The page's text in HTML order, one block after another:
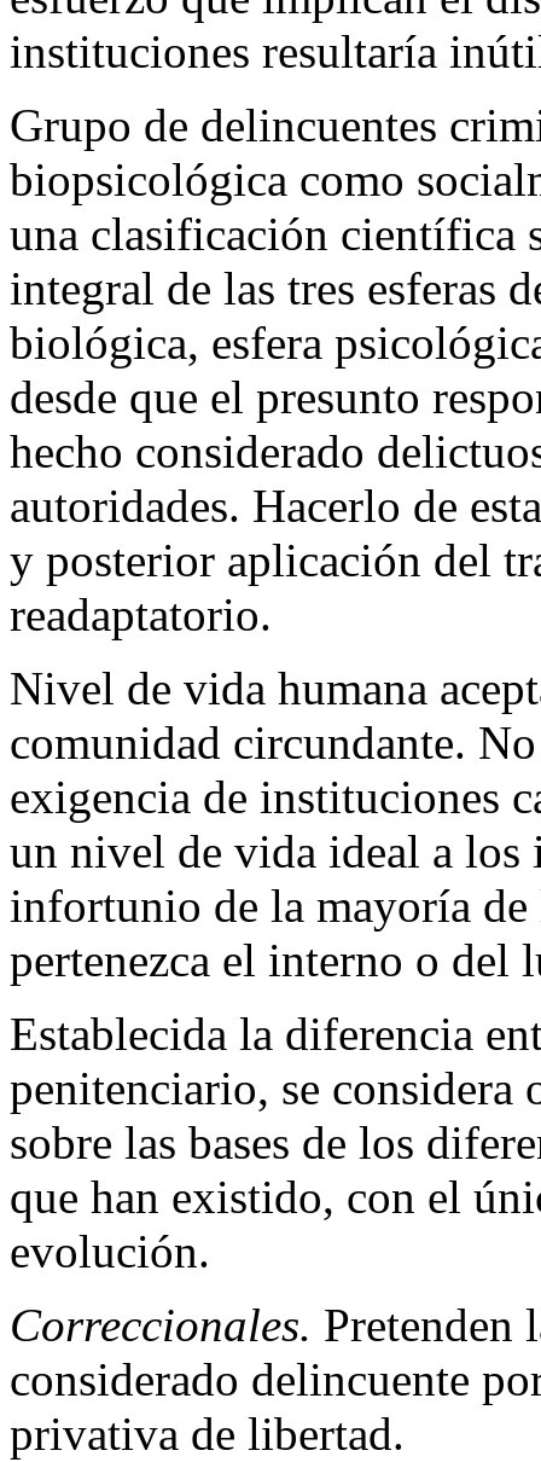
instituciones resultaría
Grupo de delincuentes
biopsicológica como
una clasificación científica
integral de las tres esferas
biológica, esfera
desde que el presunto
hecho considerado
autoridades. Hacerlo de
y posterior aplicación del
readaptatorio.
Nivel de vida humana
comunidad circundante.
exigencia de instituciones
un nivel de vida ideal a los
infortunio de la mayoría
pertenezca el interno o del
Establecida la diferencia
penitenciario, se considera
sobre las bases de los
que han existido, con el
evolución.
Correccionales. Pretenden
considerado delincuente
privativa de libertad.